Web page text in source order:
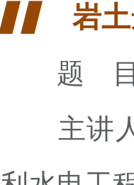
▋▋ 岩
题 目
主讲